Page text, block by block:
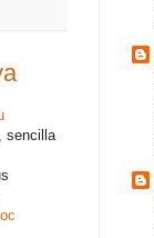
sencilla